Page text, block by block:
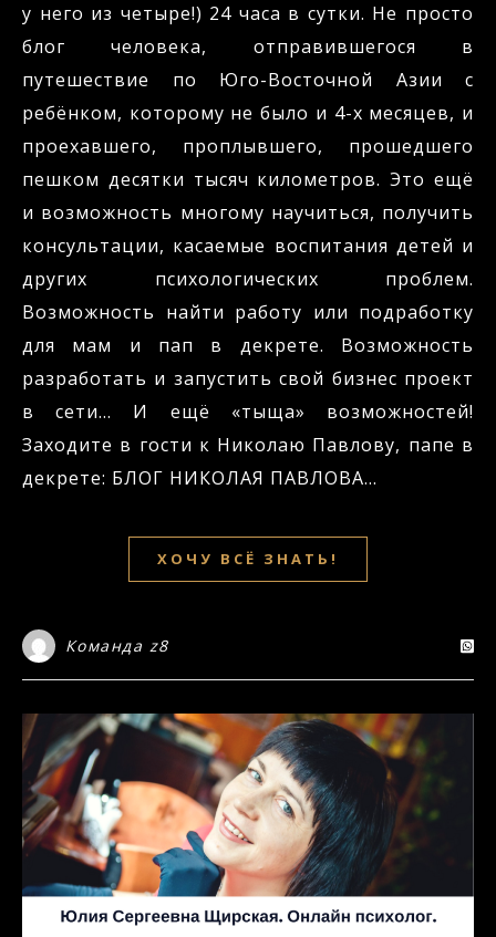
у него из четыре!) 24 часа в сутки. Не просто
блог человека, отправившегося в
путешествие по Юго-Восточной Азии с
ребёнком, которому не было и 4-х месяцев, и
проехавшего, проплывшего, прошедшего
пешком десятки тысяч километров. Это ещё
и возможность многому научиться, получить
консультации, касаемые воспитания детей и
других психологических проблем.
Возможность найти работу или подработку
для мам и пап в декрете. Возможность
разработать и запустить свой бизнес проект
в сети… И ещё «тыща» возможностей!
Заходите в гости к Николаю Павлову, папе в
декрете: БЛОГ НИКОЛАЯ ПАВЛОВА…
ХОЧУ ВСЁ ЗНАТЬ!
Команда z8